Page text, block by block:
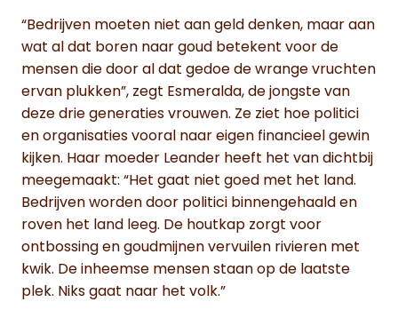
“Bedrijven moeten niet aan geld denken, maar aan
wat al dat boren naar goud betekent voor de
mensen die door al dat gedoe de wrange vruchten
ervan plukken”, zegt Esmeralda, de jongste van
deze drie generaties vrouwen. Ze ziet hoe politici
en organisaties vooral naar eigen financieel gewin
kijken. Haar moeder Leander heeft het van dichtbij
meegemaakt: “Het gaat niet goed met het land.
Bedrijven worden door politici binnengehaald en
roven het land leeg. De houtkap zorgt voor
ontbossing en goudmijnen vervuilen rivieren met
kwik. De inheemse mensen staan op de laatste
plek. Niks gaat naar het volk.”